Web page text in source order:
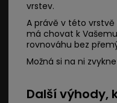
vrstev.
A právě v této vrstvě
má chovat k
rovnováhu bez
Možná si na ni
Další výhody,